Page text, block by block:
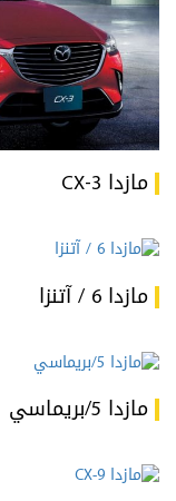
مازدا CX-3
مازدا 6 / آتنزا
مازدا 5/بريماسي